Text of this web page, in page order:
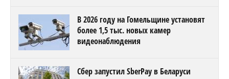
В 2026 году на Гомельщине установят
более 1,5 тыс. новых камер
видеонаблюдения
Сбер запустил SberPay в Беларуси